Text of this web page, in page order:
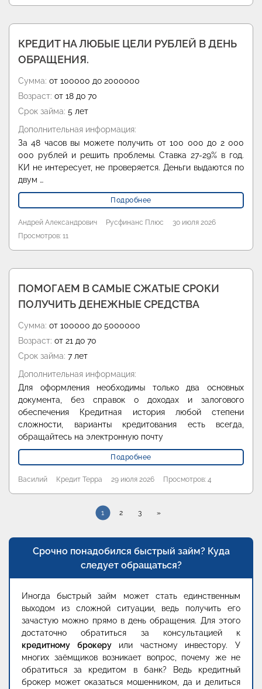
КРЕДИТ НА ЛЮБЫЕ ЦЕЛИ РУБЛЕЙ В ДЕНЬ
ОБРАЩЕНИЯ.
Сумма: от 100000 до 2000000
Возраст: от 18 до 70
Срок займа: 5 лет
Дополнительная информация:
За 48 часов вы можете получить от 100 000 до 2 000
000 рублей и решить проблемы. Ставка 27-29% в год.
КИ не интересует, не проверяется. Деньги выдаются по
двум …
Подробнее
Андрей Александрович Русфинанс Плюс
30 июля 2026
Просмотров: 11
ПОМОГАЕМ В САМЫЕ СЖАТЫЕ СРОКИ
ПОЛУЧИТЬ ДЕНЕЖНЫЕ СРЕДСТВА
Сумма: от 100000 до 5000000
Возраст: от 21 до 70
Срок займа: 7 лет
Дополнительная информация:
Для оформления необходимы только два основных
документа, без справок о доходах и залогового
обеспечения Кредитная история любой степени
сложности, варианты кредитования есть всегда,
обращайтесь на электронную почту
Подробнее
Василий Кредит Терра 29 июля 2026 Просмотров: 4
1 2 3 »
Срочно понадобился быстрый займ? Куда
следует обращаться?
Иногда быстрый займ может стать единственным
выходом из сложной ситуации, ведь получить его
зачастую можно прямо в день обращения. Для этого
достаточно обратиться за консультацией к
кредитному брокеруили частному инвестору. У
многих заёмщиков возникает вопрос, почему же не
обратиться за кредитом в банк? Ведь кредитный
брокер может оказаться мошенником, да и делиться